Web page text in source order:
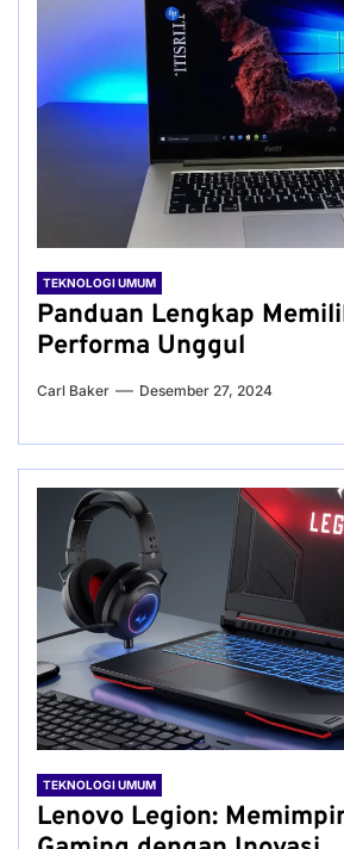
TEKNOLOGI UMUM
Panduan Lengkap
Performa Unggul
Carl Baker Desember 27, 2024
TEKNOLOGI UMUM
Lenovo Legion: